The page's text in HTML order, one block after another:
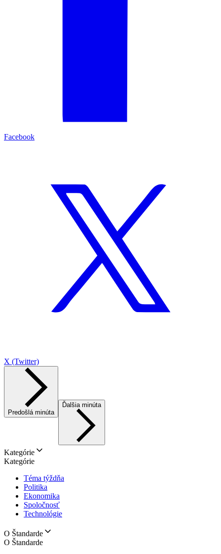
Facebook
X (Twitter)
Predošlá minúta
Ďalšia minúta
Kategórie
Kategórie
Téma týždňa
Politika
Ekonomika
Spoločnosť
Technológie
O Štandarde
O Štandarde